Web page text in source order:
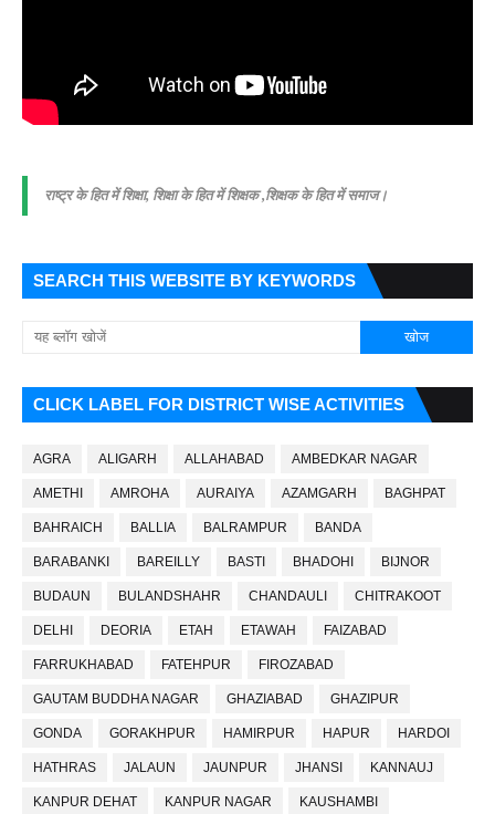
राष्ट्र के हित में शिक्षा, शिक्षा के हित में शिक्षक ,शिक्षक के हित में समाज।
SEARCH THIS WEBSITE BY KEYWORDS
CLICK LABEL FOR DISTRICT WISE ACTIVITIES
AGRA ALIGARH ALLAHABAD AMBEDKAR NAGAR
AMETHI AMROHA AURAIYA AZAMGARH BAGHPAT
BAHRAICH BALLIA BALRAMPUR BANDA
BARABANKI BAREILLY BASTI BHADOHI BIJNOR
BUDAUN BULANDSHAHR CHANDAULI CHITRAKOOT
DELHI DEORIA ETAH ETAWAH FAIZABAD
FARRUKHABAD FATEHPUR FIROZABAD
GAUTAM BUDDHA NAGAR GHAZIABAD GHAZIPUR
GONDA GORAKHPUR HAMIRPUR HAPUR HARDOI
HATHRAS JALAUN JAUNPUR JHANSI KANNAUJ
KANPUR DEHAT KANPUR NAGAR KAUSHAMBI